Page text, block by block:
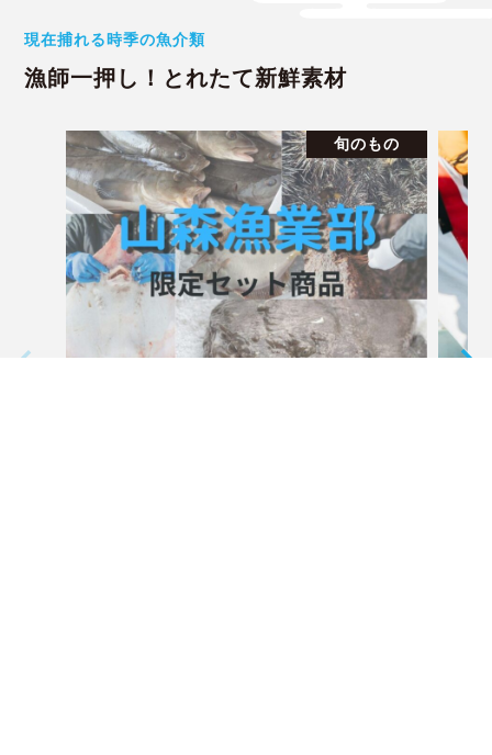
現在捕れる時季の魚介類
漁師一押し！とれたて新鮮素材
旬のもの